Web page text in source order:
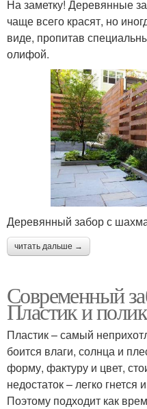
На заметку! Деревянные
чаще всего красят, но
виде, пропитав
олифой.
Деревянный забор с
читать дальше →
Современный
Пластик и
Пластик – самый
боится влаги, солнца и
форму, фактуру и цвет,
недостаток – легко гнется
Поэтому подходит как